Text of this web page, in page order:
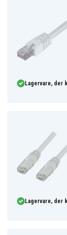
Lagervare, der
Lagervare, der